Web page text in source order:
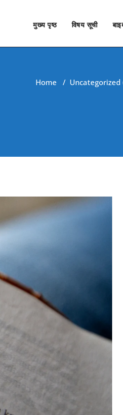
मुख्य पृष्ठ विषय सूची
Home / Uncategorized